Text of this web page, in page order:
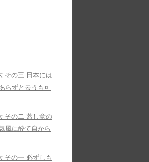
その三 日本には
らずと云うも可
その二 蓋し意の
風に酔て自から
その一 必ずしも